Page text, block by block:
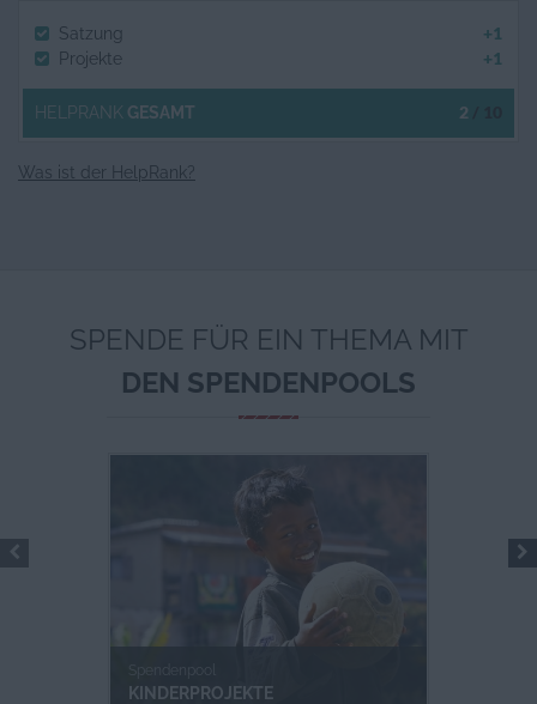
Satzung +1
Projekte +1
HELPRANK GESAMT 2
Was ist der HelpRank?
SPENDE FÜR EIN THEMA MIT
DEN SPENDENPOOLS
KINDERPROJEKTE